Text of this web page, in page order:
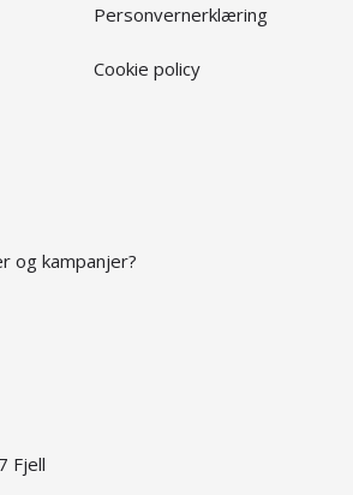
Personvernerklæring
Cookie policy
og kampanjer?
Fjell